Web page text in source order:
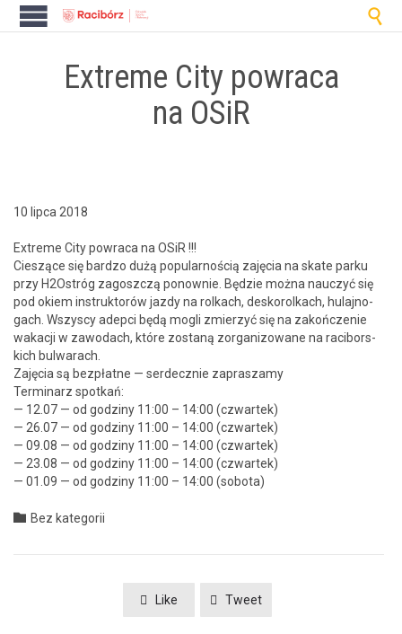

Extreme City powraca
na OSiR
10 lipca 2018
Extreme City powraca na OSiR !!!
Cieszące się bard­zo dużą pop­u­larnoś­cią zaję­cia na skate parku
przy H2Ostróg zagoszczą ponown­ie. Będzie moż­na nauczyć się
pod okiem instruk­torów jazdy na rolkach, desko­rolkach, hula­jno­
gach. Wszyscy ade­p­ci będą mogli zmierzyć się na zakończe­nie
wakacji w zawodach, które zostaną zor­ga­ni­zowane na raci­bors­
kich bul­warach.
Zaję­cia są bezpłatne — serdecznie zaprasza­my
Ter­mi­narz spotkań:
— 12.07 — od godziny 11:00 – 14:00 (czwartek)
— 26.07 — od godziny 11:00 – 14:00 (czwartek)
— 09.08 — od godziny 11:00 – 14:00 (czwartek)
— 23.08 — od godziny 11:00 – 14:00 (czwartek)
— 01.09 — od godziny 11:00 – 14:00 (sob­o­ta)
 Category
Bez kategorii
Like Tweet